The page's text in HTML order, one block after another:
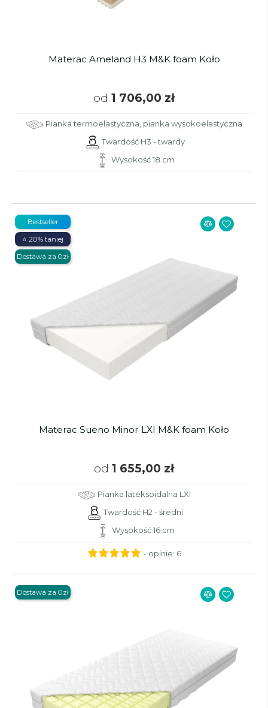
Materac Ameland H3 M&K foam Koło
od 1 706,00 zł
Pianka termoelastyczna, pianka wysokoelastyczna
Twardość H3 - twardy
Wysokość 18 cm
Materac Sueno Minor LXI M&K foam Koło
od 1 655,00 zł
Pianka lateksoidalna LXI
Twardość H2 - średni
Wysokość 16 cm
Bestseller
⭐ 20% taniej
Dostawa za 0zł
- opinie: 6
Dostawa za 0zł